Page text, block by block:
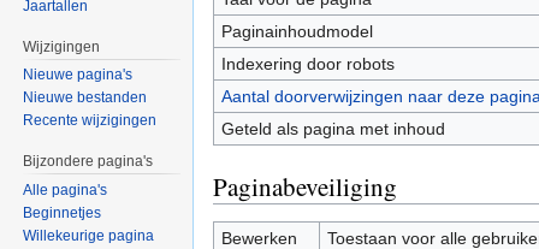
Paginainhoudmodel
Indexering door robots
Aantal doorverwijzingen naar deze
Geteld als pagina met inhoud
Paginabeveiliging
Bewerken
Toestaan voor alle
Jaartallen
Wijzigingen
Nieuwe pagina's
Nieuwe bestanden
Recente wijzigingen
Bijzondere pagina's
Alle pagina's
Beginnetjes
Willekeurige pagina